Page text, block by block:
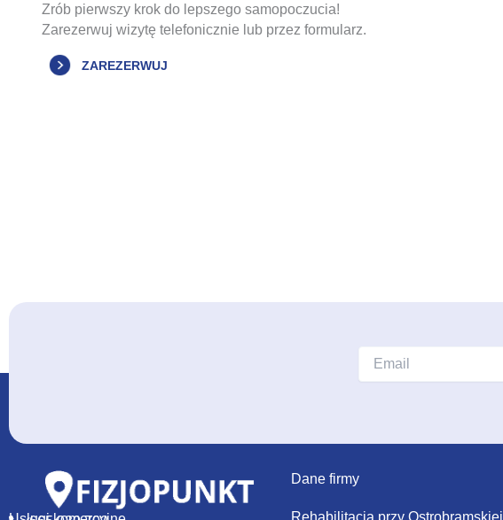
Zrób pierwszy krok do lepszego samopoczucia!
Zarezerwuj wizytę telefonicznie lub przez formularz.
ZAREZERWUJ
Dane firmy
Rehabilitacja przy Ostrobramskiej